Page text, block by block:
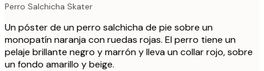
Perro Salchicha Skater
Un póster de un perro salchicha de pie sobre un
monopatín naranja con ruedas rojas. El perro tiene un
pelaje brillante negro y marrón y lleva un collar rojo, sobre
un fondo amarillo y beige.